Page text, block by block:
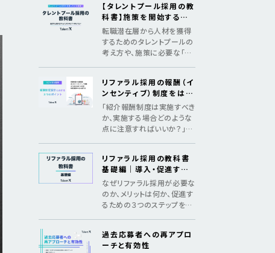
フレームワークを紹介
【タレントプール採用の教
科書】施策を開始するた
めの3つのSTEP
転職潜在層から人材を獲得
するためのタレントプールの
考え方や、施策に必要な「デ
化
リファラル採用の報酬（イ
ンセンティブ）制度をはじ
めとした、制度設計のポイ
ント
「紹介報酬制度は実施すべき
か、実施する場合どのような
点に注意すればいいか？」法
リファラル採用の教科書
基礎編｜導入・促進する
ためのメソッド
なぜリファラル採用が必要な
のか、メリットは何か、促進す
るための３つのステップを紹
過去応募者への再アプロ
ーチと有効性